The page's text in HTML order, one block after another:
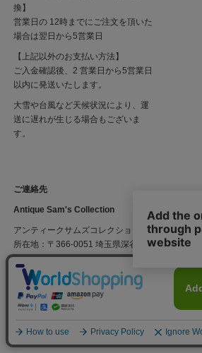
換】
営業日の 12時までにご注文を頂いた
場合は翌日から5営業日
【上記以外のお支払い方法】
ご入金確認後、2 営業日から5営業日
以内に発送いたします。
大雪や台風など天候状況により、運
送に遅れが生じる場合もございま
す。
ご連絡先
Antique Sam's Collection
アンティークサムズコレクション
所在地：〒366-0051 埼玉県深谷市上柴東5-13-2
お問合せメールアドレス：info@sam-col.com
TEL 048-574-5984open11:00~18:00
TEL 048-574-5581
※定休日.配達中など上記電話が